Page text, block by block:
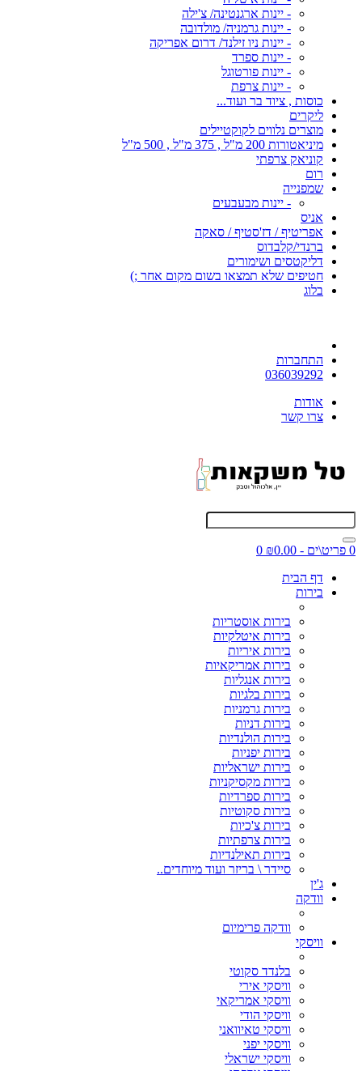
- יינות ארגנטינה/ צ'ילה
- יינות גרמניה/ מולדובה
- יינות ניו זילנד/ דרום אפריקה
- יינות ספרד
- יינות פורטוגל
- יינות צרפת
כוסות , ציוד בר ועוד...
ליקרים
מוצרים נלווים לקוקטיילים
מיניאטורות 200 מ"ל , 375 מ"ל , 500 מ"ל
קוניאק צרפתי
רום
שמפנייה
- יינות מבעבעים
אניס
אפריטיף / דז'סטיף / סאקה
ברנדי/קלבדוס
דליקטסים ושימורים
חטיפים שלא תמצאו בשום מקום אחר ;)
בלוג
התחברות
036039292
אודות
צרו קשר
0 פריט\ים - ₪0.00
0
דף הבית
בירות
בירות אוסטריות
בירות איטלקיות
בירות איריות
בירות אמריקאיות
בירות אנגליות
בירות בלגיות
בירות גרמניות
בירות דניות
בירות הולנדיות
בירות יפניות
בירות ישראליות
בירות מקסיקניות
בירות ספרדיות
בירות סקוטיות
בירות צ'כיות
בירות צרפתיות
בירות תאילנדיות
סיידר \ בריזר ועוד מיוחדים..
ג'ין
וודקה
וודקה פרימיום
וויסקי
בלנדד סקוטי
וויסקי אירי
וויסקי אמריקאי
וויסקי הודי
וויסקי טאיוואני
וויסקי יפני
וויסקי ישראלי